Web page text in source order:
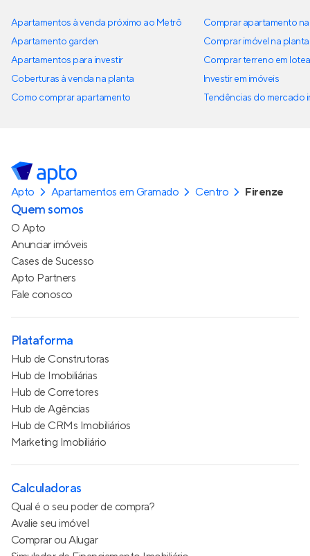
Apartamentos à venda próximo ao Metrô
Apartamento garden
Apartamentos para investir
Coberturas à venda na planta
Como comprar apartamento
Comprar apartamento
Comprar imóvel na planta
Comprar terreno em
Investir em imóveis
Tendências do mercado
Apto Apartamentos em Gramado Centro Firenze
Quem somos
O Apto
Anunciar imóveis
Cases de Sucesso
Apto Partners
Fale conosco
Plataforma
Hub de Construtoras
Hub de Imobiliárias
Hub de Corretores
Hub de Agências
Hub de CRMs Imobiliários
Marketing Imobiliário
Calculadoras
Qual é o seu poder de compra?
Avalie seu imóvel
Comprar ou Alugar